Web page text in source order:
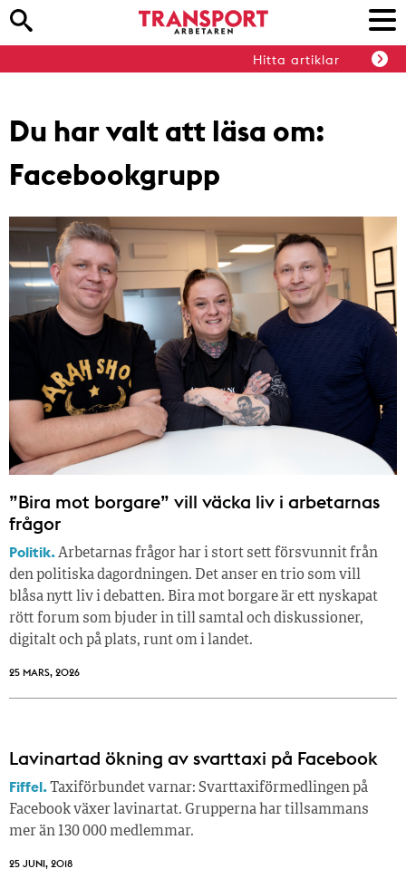
Hitta artiklar
Du har valt att läsa om:
Facebookgrupp
”Bira mot borgare” vill väcka liv i arbetarnas
frågor
Politik.Arbetarnas frågor har i stort sett försvunnit från
den politiska dagordningen. Det anser en trio som vill
blåsa nytt liv i debatten. Bira mot borgare är ett nyskapat
rött forum som bjuder in till samtal och diskussioner,
digitalt och på plats, runt om i landet.
25 MARS, 2026
Lavinartad ökning av svarttaxi på Facebook
Fiffel.Taxiförbundet varnar: Svarttaxiförmedlingen på
Facebook växer lavinartat. Grupperna har tillsammans
mer än 130 000 medlemmar.
25 JUNI, 2018